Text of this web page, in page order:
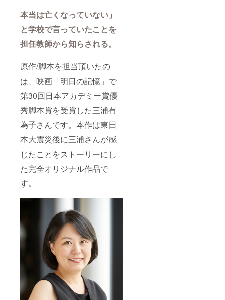
本当は亡くなっていない」
と学校で言っていたことを
担任教師から知らされる。
原作/脚本を担当頂いたの
は、映画「明日の記憶」で
第30回日本アカデミー賞優
秀脚本賞を受賞した三浦有
為子さんです。本作は東日
本大震災後に三浦さんが感
じたことをストーリーにし
た完全オリジナル作品で
す。